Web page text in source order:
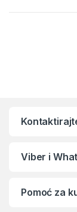
Viber i
Pomoć za